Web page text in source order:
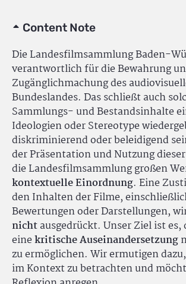
Content Note
Die Landesfilmsammlung Baden-
verantwortlich für die Bewahrung
Zugänglichmachung des
Bundeslandes. Das schließt auch
Sammlungs- und Bestandsinhalte
Ideologien oder Stereotype
diskriminierend oder beleidigend
der Präsentation und Nutzung
die Landesfilmsammlung großen
kontextuelle Einordnung. Eine
den Inhalten der Filme,
Bewertungen oder Darstellungen,
nichtausgedrückt. Unser Ziel ist
einekritische Auseinandersetzung
zu ermöglichen. Wir ermutigen
im Kontext zu betrachten und